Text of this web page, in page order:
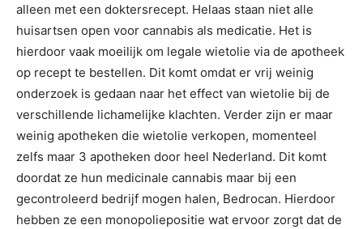
alleen met een doktersrecept. Helaas staan niet alle
huisartsen open voor cannabis als medicatie. Het is
hierdoor vaak moeilijk om legale wietolie via de apotheek
op recept te bestellen. Dit komt omdat er vrij weinig
onderzoek is gedaan naar het effect van wietolie bij de
verschillende lichamelijke klachten. Verder zijn er maar
weinig apotheken die wietolie verkopen, momenteel
zelfs maar 3 apotheken door heel Nederland. Dit komt
doordat ze hun medicinale cannabis maar bij een
gecontroleerd bedrijf mogen halen, Bedrocan. Hierdoor
hebben ze een monopoliepositie wat ervoor zorgt dat de